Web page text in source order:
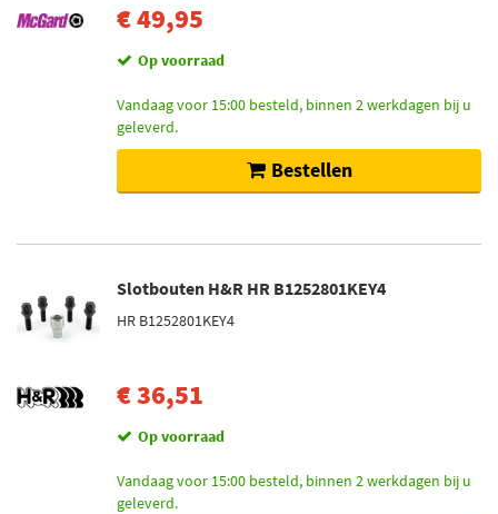
€ 49,95
Op voorraad
Vandaag voor 15:00 besteld, binnen 2 werkdagen bij u
geleverd.
Bestellen
Slotbouten H&R HR B1252801KEY4
HR B1252801KEY4
€ 36,51
Op voorraad
Vandaag voor 15:00 besteld, binnen 2 werkdagen bij u
geleverd.